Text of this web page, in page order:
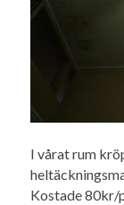
I vårat rum
Kostade 80kr/